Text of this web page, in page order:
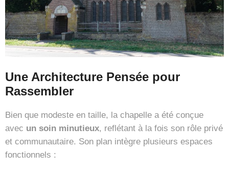
Une Architecture Pensée pour
Rassembler
Bien que modeste en taille, la chapelle a été conçue
avec un soin minutieux, reflétant à la fois son rôle privé
et communautaire. Son plan intègre plusieurs espaces
fonctionnels :